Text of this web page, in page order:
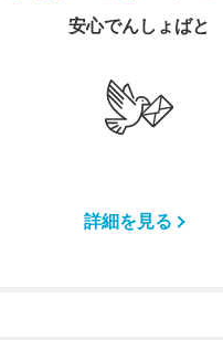
安心でんしょばと
詳細を見る